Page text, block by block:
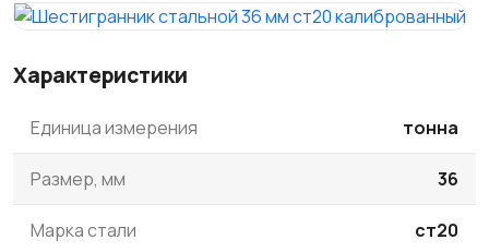
Характеристики
Единица измерения тонна
Размер, мм 36
Марка стали ст20